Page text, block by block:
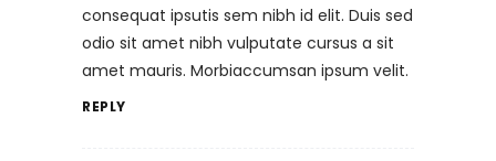
consequat ipsutis sem nibh id elit. Duis sed
odio sit amet nibh vulputate cursus a sit
amet mauris. Morbiaccumsan ipsum velit.
REPLY